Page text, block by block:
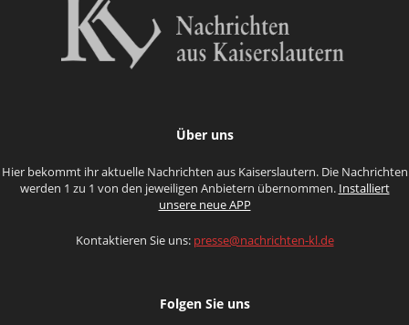
Über uns
Hier bekommt ihr aktuelle Nachrichten aus Kaiserslautern. Die Nachrichten
werden 1 zu 1 von den jeweiligen Anbietern übernommen. Installiert
unsere neue APP
Kontaktieren Sie uns: presse@nachrichten-kl.de
Folgen Sie uns